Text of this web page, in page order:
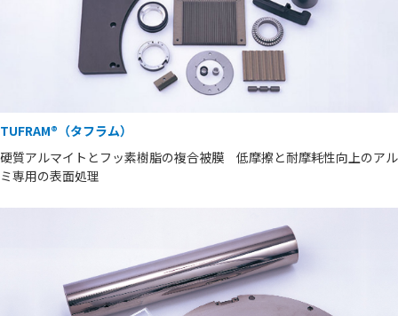
TUFRAM®（タフラム）
硬質アルマイトとフッ素樹脂の複合被膜 低摩擦と耐摩耗性向上のアル
ミ専用の表面処理